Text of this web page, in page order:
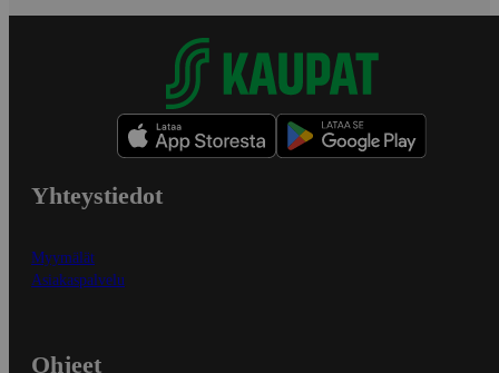
Yhteystiedot
Myymälät
Asiakaspalvelu
Ohjeet